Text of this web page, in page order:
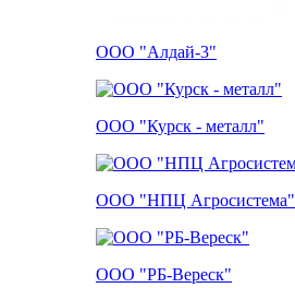
ООО "Алдай-3"
ООО "Курск - металл"
ООО "НПЦ Агросистема"
ООО "РБ-Вереск"